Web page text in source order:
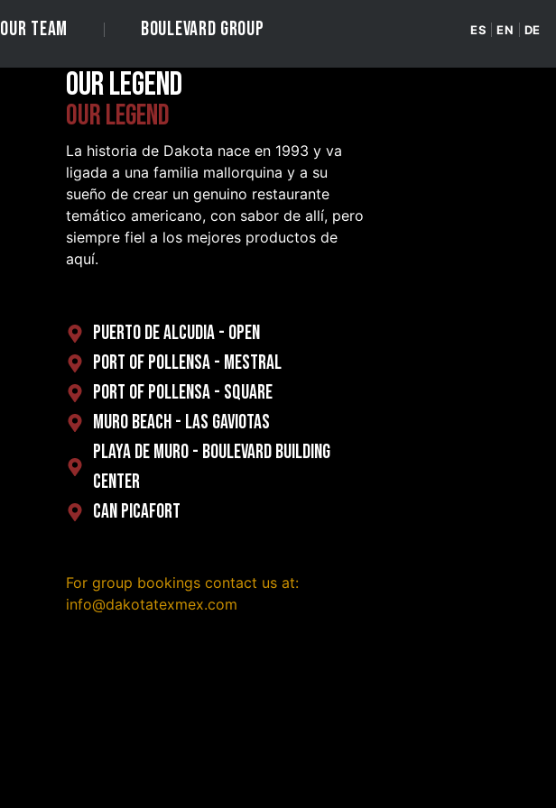
OUR TEAM BOULEVARD GROUP ES EN DE
OUR LEGEND
OUR LEGEND
La historia de Dakota nace en 1993 y va
ligada a una familia mallorquina y a su
sueño de crear un genuino restaurante
temático americano, con sabor de allí, pero
siempre fiel a los mejores productos de
aquí.
PUERTO DE ALCUDIA - OPEN
PORT OF POLLENSA - MESTRAL
PORT OF POLLENSA - SQUARE
MURO BEACH - LAS GAVIOTAS
PLAYA DE MURO - Boulevard Building
Center
CAN PICAFORT
For group bookings contact us at:
info@dakotatexmex.com